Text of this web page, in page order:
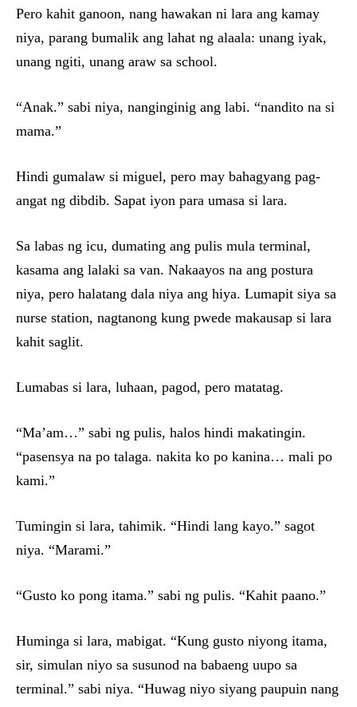
Pero kahit ganoon, nang hawakan ni lara ang kamay
niya, parang bumalik ang lahat ng alaala: unang iyak,
unang ngiti, unang araw sa school.
“Anak.” sabi niya, nanginginig ang labi. “nandito na si
mama.”
Hindi gumalaw si miguel, pero may bahagyang pag-
angat ng dibdib. Sapat iyon para umasa si lara.
Sa labas ng icu, dumating ang pulis mula terminal,
kasama ang lalaki sa van. Nakaayos na ang postura
niya, pero halatang dala niya ang hiya. Lumapit siya sa
nurse station, nagtanong kung pwede makausap si lara
kahit saglit.
Lumabas si lara, luhaan, pagod, pero matatag.
“Ma’am…” sabi ng pulis, halos hindi makatingin.
“pasensya na po talaga. nakita ko po kanina… mali po
kami.”
Tumingin si lara, tahimik. “Hindi lang kayo.” sagot
niya. “Marami.”
“Gusto ko pong itama.” sabi ng pulis. “Kahit paano.”
Huminga si lara, mabigat. “Kung gusto niyong itama,
sir, simulan niyo sa susunod na babaeng uupo sa
terminal.” sabi niya. “Huwag niyo siyang paupuin nang